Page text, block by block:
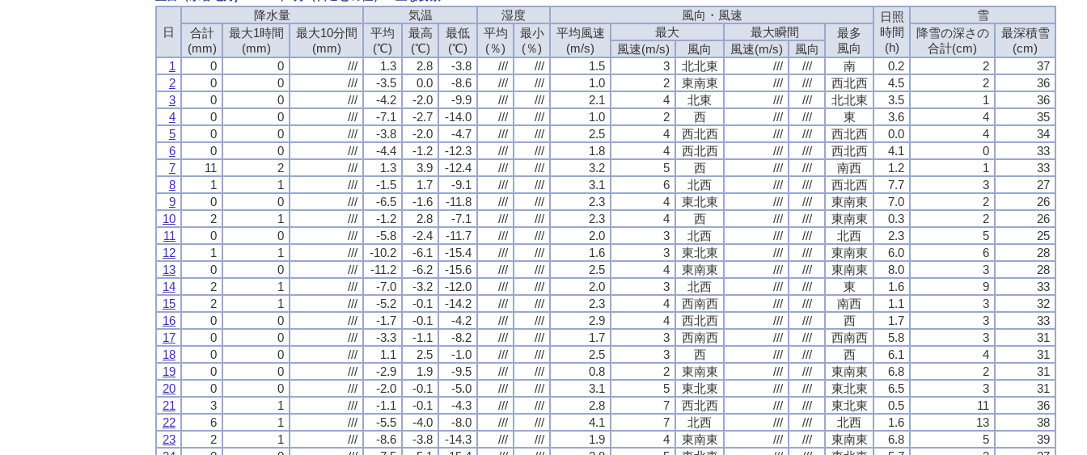
日
降水量 気温 湿度 風向・風速
日照
時間
(h)
雪
合計
(mm)
最大1時間
(mm)
最大10分間
(mm)
平均
(℃)
最高
(℃)
最低
(℃)
平均
(％)
最小
(％)
平均風速
(m/s)
最大 最大瞬間
最多
風向
降雪の深さの
合計(cm)
最深積雪
(cm)
風速(m/s) 風向 風速(m/s)
風向
1
0 0 /// 1.3 2.8 -3.8 /// /// 1.5 3 北北東 /// /// 南 0.2 2
37
2
0 0 /// -3.5 0.0 -8.6 /// /// 1.0 2 東南東 /// /// 西北西 4.5 2
36
3
0 0 /// -4.2 -2.0 -9.9 /// /// 2.1 4 北東 /// /// 北北東 3.5 1
36
4
0 0 /// -7.1 -2.7 -14.0 /// /// 1.0 2 西 /// /// 東 3.6 4
35
5
0 0 /// -3.8 -2.0 -4.7 /// /// 2.5 4 西北西 /// /// 西北西 0.0 4
34
6
0 0 /// -4.4 -1.2 -12.3 /// /// 1.8 4 西北西 /// /// 西北西 4.1 0
33
7
11 2 /// 1.3 3.9 -12.4 /// /// 3.2 5 西 /// /// 南西 1.2 1
33
8
1 1 /// -1.5 1.7 -9.1 /// /// 3.1 6 北西 /// /// 西北西 7.7 3
27
9
0 0 /// -6.5 -1.6 -11.8 /// /// 2.3 4 東北東 /// /// 東南東 7.0 2
26
10
2 1 /// -1.2 2.8 -7.1 /// /// 2.3 4 西 /// /// 東南東 0.3 2
26
11
0 0 /// -5.8 -2.4 -11.7 /// /// 2.0 3 北西 /// /// 北西 2.3 5
25
12
1 1 /// -10.2 -6.1 -15.4 /// /// 1.6 3 東北東 /// /// 東南東 6.0 6
28
13
0 0 /// -11.2 -6.2 -15.6 /// /// 2.5 4 東南東 /// /// 東南東 8.0 3
28
14
2 1 /// -7.0 -3.2 -12.0 /// /// 2.0 3 北西 /// /// 東 1.6 9
33
15
2 1 /// -5.2 -0.1 -14.2 /// /// 2.3 4 西南西 /// /// 南西 1.1 3
32
16
0 0 /// -1.7 -0.1 -4.2 /// /// 2.9 4 西北西 /// /// 西 1.7 3
33
17
0 0 /// -3.3 -1.1 -8.2 /// /// 1.7 3 西南西 /// /// 西南西 5.8 3
31
18
0 0 /// 1.1 2.5 -1.0 /// /// 2.5 3 西 /// /// 西 6.1 4
31
19
0 0 /// -2.9 1.9 -9.5 /// /// 0.8 2 東南東 /// /// 東南東 6.8 2
31
20
0 0 /// -2.0 -0.1 -5.0 /// /// 3.1 5 東北東 /// /// 東北東 6.5 3
31
21
3 1 /// -1.1 -0.1 -4.3 /// /// 2.8 7 西北西 /// /// 東北東 0.5 11
36
22
6 1 /// -5.5 -4.0 -8.0 /// /// 4.1 7 北西 /// /// 北西 1.6 13
38
23
2 1 /// -8.6 -3.8 -14.3 /// /// 1.9 4 東南東 /// /// 東南東 6.8 5
39